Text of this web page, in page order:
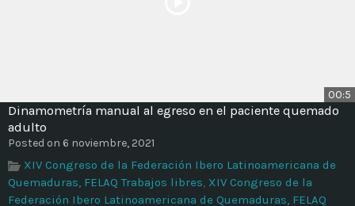
00:5
Dinamometría manual al egreso en el paciente quemado
adulto
Posted on 6 noviembre, 2021
XIV Congreso de la Federación Ibero Latinoamericana de
Quemaduras, FELAQ Trabajos libres, XIV Congreso de la
Federación Ibero Latinoamericana de Quemaduras, FELAQ